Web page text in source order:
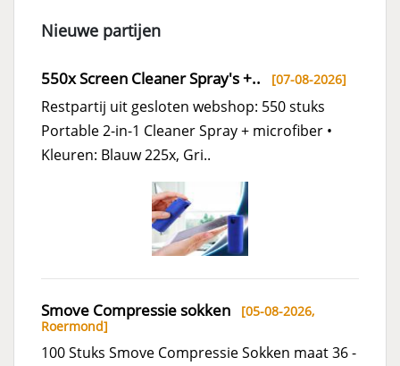
Nieuwe partijen
550x Screen Cleaner Spray's +.. [07-08-2026]
Restpartij uit gesloten webshop: 550 stuks
Portable 2-in-1 Cleaner Spray + microfiber •
Kleuren: Blauw 225x, Gri..
Smove Compressie sokken [05-08-2026,
Roermond]
100 Stuks Smove Compressie Sokken maat 36 -